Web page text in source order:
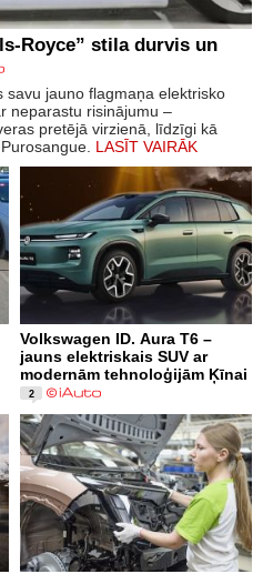
Royce” stila durvis un
jauno flagmaņa elektrisko
neparastu risinājumu –
pretējā virzienā, līdzīgi kā
LASĪT VAIRĀK
Volkswagen ID. Aura T6 –
jauns elektriskais SUV ar
modernām tehnoloģijām Ķīnai
2